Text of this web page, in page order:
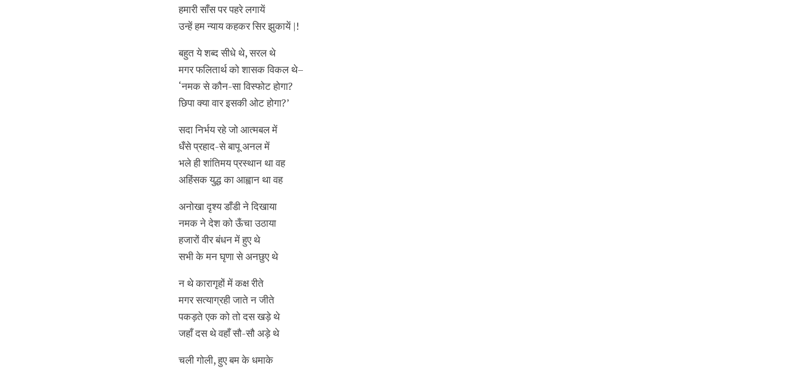
हमारी साँस पर पहरे लगायें
उन्हें हम न्याय कहकर सिर झुकायें |!
बहुत ये शब्द सीधे थे, सरल थे
मगर फलितार्थ को शासक विकल थे–
‘नमक से कौन-सा विस्फोट होगा?
छिपा क्‍या वार इसकी ओट होगा?’
सदा निर्भय रहे जो आत्मबल में
धँसे प्रहाद-से बापू अनल में
भले ही शांतिमय प्रस्थान था वह
अहिंसक युद्ध का आह्वान था वह
अनोखा दृश्य डाँडी ने दिखाया
नमक ने देश को ऊँचा उठाया
हजारों वीर बंधन में हुए थे
सभी के मन घृणा से अनछुए थे
न थे कारागृहों में कक्ष रीते
मगर सत्याग्रही जाते न जीते
पकड़ते एक को तो दस खड़े थे
जहाँ दस थे वहाँ सौ-सौ अड़े थे
चली गोली, हुए बम के धमाके